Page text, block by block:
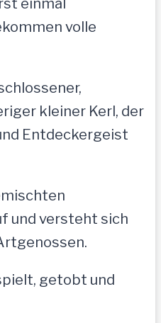
einmal
volle
kleiner Kerl, der
Entdeckergeist
und versteht sich
getobt und